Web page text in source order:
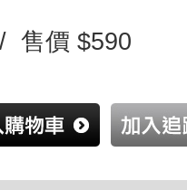
售價 $590